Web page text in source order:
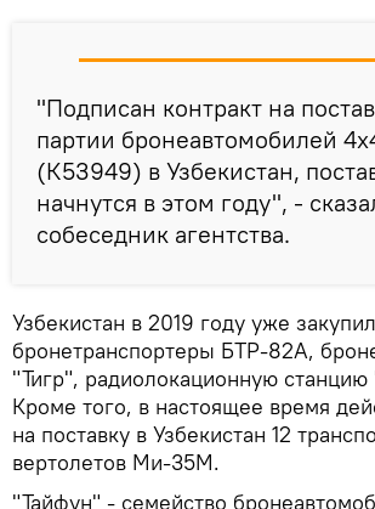
"Подписан контракт на
партии бронеавтомобилей
(К53949) в Узбекистан,
начнутся в этом году", -
собеседник агентства.
Узбекистан в 2019 году уже
бронетранспортеры БТР-82А,
"Тигр", радиолокационную
Кроме того, в настоящее время
на поставку в Узбекистан 12
вертолетов Ми-35М.
"Тайфун" - семейство